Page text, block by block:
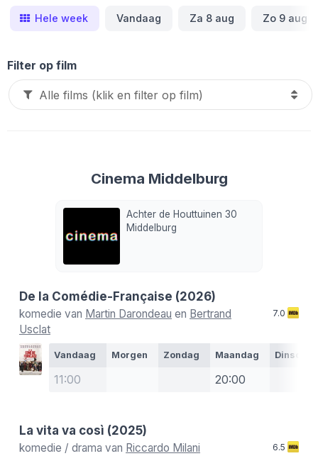
Hele week Vandaag Za 8 aug Zo 9 aug
Filter op film
Cinema Middelburg
Achter de Houttuinen 30
Middelburg
De la Comédie-Française (2026)
komedie van Martin Darondeau en Bertrand
Usclat
7.0
Vandaag Morgen Zondag Maandag Dinsdag
11:00 20:00
La vita va così (2025)
komedie / drama van Riccardo Milani 6.5